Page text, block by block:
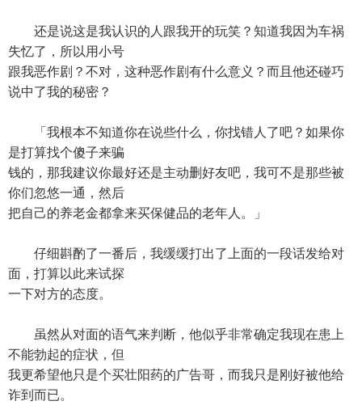
还是说这是我认识的人跟我开的玩笑？知道我因为车祸
失忆了，所以用小号
跟我恶作剧？不对，这种恶作剧有什么意义？而且他还碰巧
说中了我的秘密？
「我根本不知道你在说些什么，你找错人了吧？如果你
是打算找个傻子来骗
钱的，那我建议你最好还是主动删好友吧，我可不是那些被
你们忽悠一通，然后
把自己的养老金都拿来买保健品的老年人。」
仔细斟酌了一番后，我缓缓打出了上面的一段话发给对
面，打算以此来试探
一下对方的态度。
虽然从对面的语气来判断，他似乎非常确定我现在患上
不能勃起的症状，但
我更希望他只是个买壮阳药的广告哥，而我只是刚好被他给
诈到而已。